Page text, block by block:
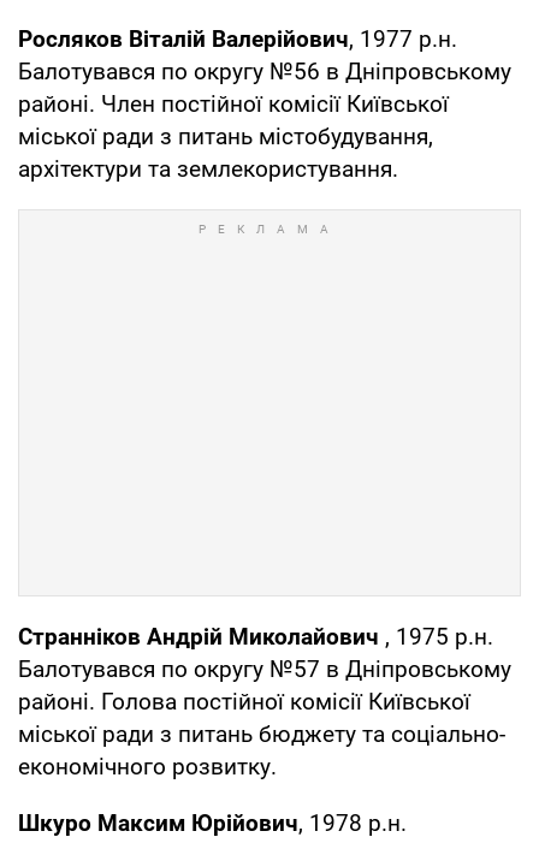
Росляков Віталій Валерійович, 1977 р.н.
Балотувався по округу №56 в Дніпровському
районі. Член постійної комісії Київської
міської ради з питань містобудування,
архітектури та землекористування.
Странніков Андрій Миколайович , 1975 р.н.
Балотувався по округу №57 в Дніпровському
районі. Голова постійної комісії Київської
міської ради з питань бюджету та соціально-
економічного розвитку.
Шкуро Максим Юрійович, 1978 р.н.